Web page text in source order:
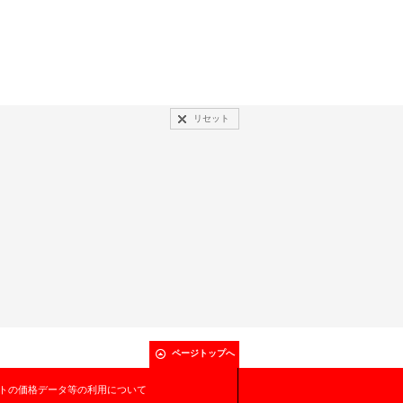
リセット
ページトップへ
の価格データ等の利用について